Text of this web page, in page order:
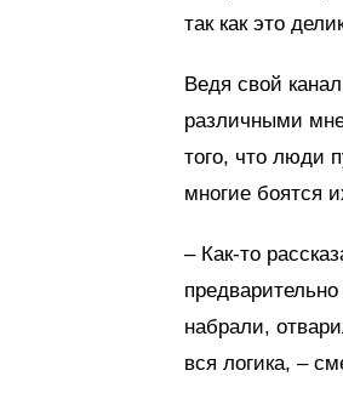
так как это
Ведя свой
различными
того, что люди
многие боятся
– Как-то
набрали,
вся логика, –